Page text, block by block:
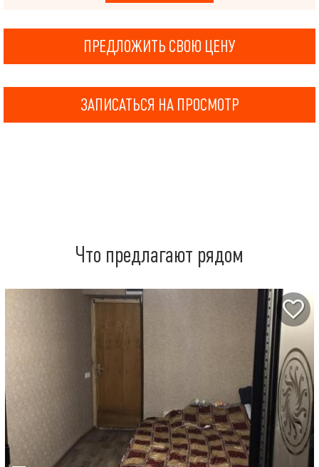
ПРЕДЛОЖИТЬ СВОЮ ЦЕНУ
ЗАПИСАТЬСЯ НА ПРОСМОТР
Что предлагают рядом